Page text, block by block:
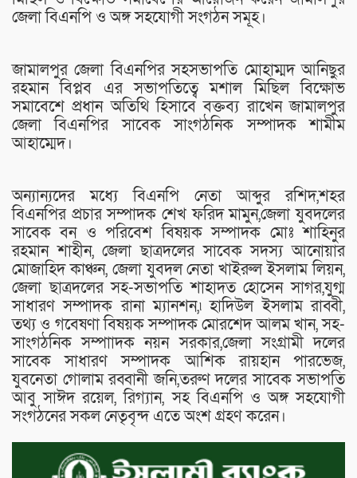
জেলা বিএনপি ও অঙ্গ সহযোগী সংগঠন সমূহ।
জামালপুর জেলা বিএনপির সহসভাপতি মোহাম্মদ আনিছুর
রহমান বিপ্লব এর সভাপতিত্বে মশাল মিছিল বিক্ষোভ
সমাবেশে প্রধান অতিথি হিসাবে বক্তব্য রাখেন জামালপুর
জেলা বিএনপির সাবেক সাংগঠনিক সম্পাদক শামীম
আহাম্মেদ।
অন্যান্যদের মধ্যে বিএনপি নেতা আব্দুর রশিদ,শহর
বিএনপির প্রচার সম্পাদক শেখ ফরিদ মামুন,জেলা যুবদলের
সাবেক বন ও পরিবেশ বিষয়ক সম্পাদক মোঃ শাহিনুর
রহমান শাহীন, জেলা ছাত্রদলের সাবেক সদস্য আনোয়ার
মোজাহিদ কাঞ্চন, জেলা যুবদল নেতা খাইরুল ইসলাম লিয়ন,
জেলা ছাত্রদলের সহ-সভাপতি শাহাদত হোসেন সাগর,যুগ্ম
সাধারণ সম্পাদক রানা ম্যানশন,৷ হাদিউল ইসলাম রাব্বী,
তথ্য ও গবেষণা বিষয়ক সম্পাদক মোরশেদ আলম খান, সহ-
সাংগঠনিক সম্পাাদক নয়ন সরকার,জেলা সংগ্রামী দলের
সাবেক সাধারণ সম্পাদক আশিক রায়হান পারভেজ,
যুবনেতা গোলাম রব্বানী জনি,তরুণ দলের সাবেক সভাপতি
আবু সাঈদ রয়েল, রিগ্যান, সহ বিএনপি ও অঙ্গ সহযোগী
সংগঠনের সকল নেতৃবৃন্দ এতে অংশ গ্রহণ করেন।